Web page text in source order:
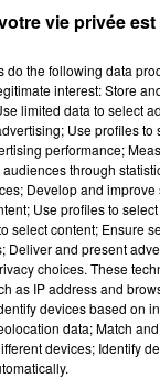
14 sec)
vie privée
do the following data
interest: Store
limited data to select
Use profiles to
performance;
through
Develop and
Use profiles to
select content; Ensure
Deliver and present
choices. These
as IP address and
devices based on
data; Match
devices; Identify